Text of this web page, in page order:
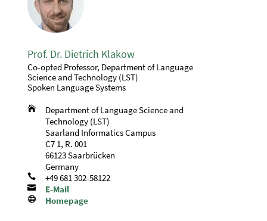
Prof. Dr. Dietrich Klakow
Co-opted Professor, Department of Language
Science and Technology (LST)
Spoken Language Systems

Department of Language Science and
Technology (LST)
Saarland Informatics Campus
C7 1, R. 001
66123 Saarbrücken
Germany
 +49 681 302-58122
 E-Mail
 Homepage